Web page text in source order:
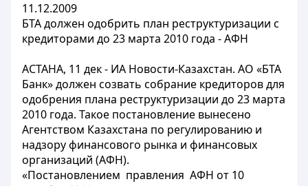
11.12.2009
БТА должен одобрить план реструктуризации с
кредиторами до 23 марта 2010 года - АФН
АСТАНА, 11 дек - ИА Новости-Казахстан. АО «БТА
Банк» должен созвать собрание кредиторов для
одобрения плана реструктуризации до 23 марта
2010 года. Такое постановление вынесено
Агентством Казахстана по регулированию и
надзору финансового рынка и финансовых
организаций (АФН).
«Постановлением правления АФН от 10